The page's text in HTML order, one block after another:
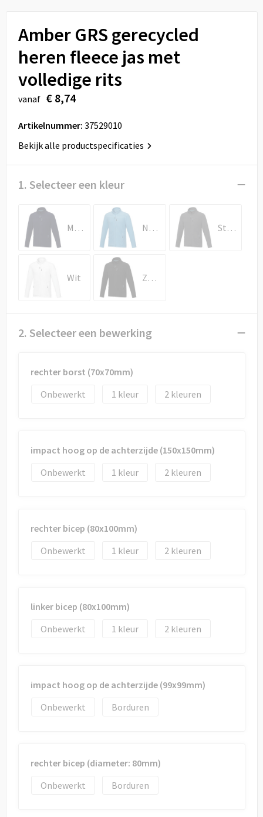
Veiligheid, Auto en Fiets
Vrije tijd en Strand
Feestartikelen
Aanstekers
Rugzakken
Schoenentassen
Schoudertassen
Sporttassen
Tablettassen
Toilettassen
Autotassen
Reistassensets
Amber GRS gerecycled
heren fleece jas met
volledige rits
vanaf € 8,74
Artikelnummer: 37529010
Bekijk alle productspecificaties
1. Selecteer een kleur
Marineblauw NXT-blauw Stormgrijs
Wit Zwart
2. Selecteer een bewerking
rechter borst (70x70mm)
Onbewerkt
1 2
impact hoog op de achterzijde (150x150mm)
Onbewerkt
1 2
rechter bicep (80x100mm)
Onbewerkt
1 2
linker bicep (80x100mm)
Onbewerkt
1 2
impact hoog op de achterzijde (99x99mm)
Onbewerkt
Borduren
rechter bicep (diameter: 80mm)
Onbewerkt
Borduren